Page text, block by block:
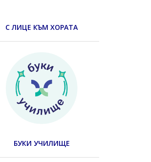
С ЛИЦЕ КЪМ ХОРАТА
БУКИ УЧИЛИЩЕ